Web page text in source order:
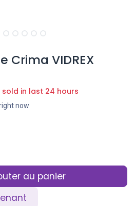
Crima VIDREX
sold in last 24 hours
now
au panier